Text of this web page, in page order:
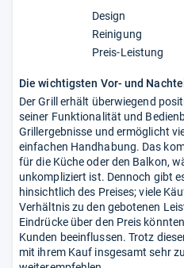
Design
Reinigung
Preis-Leistung
Die wichtigsten Vor- und
Der Grill erhält überwiegend
seiner Funktionalität und
Grillergebnisse und ermöglicht
einfachen Handhabung. Das
für die Küche oder den Balkon,
unkompliziert ist. Dennoch gibt
hinsichtlich des Preises; viele
Verhältnis zu den gebotenen
Eindrücke über den Preis
Kunden beeinflussen. Trotz
mit ihrem Kauf insgesamt sehr